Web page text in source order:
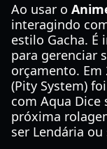
Ao usar o
interagindo
estilo Gacha. É
para gerenciar
orçamento. Em
(Pity System)
com Aqua
próxima
ser Lendária ou